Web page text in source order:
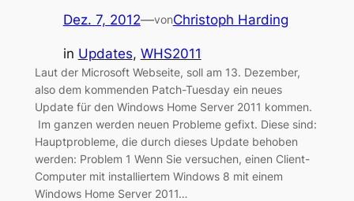
Dez. 7, 2012—vonChristoph Harding
in Updates, WHS2011
Laut der Microsoft Webseite, soll am 13. Dezember,
also dem kommenden Patch-Tuesday ein neues
Update für den Windows Home Server 2011 kommen.
Im ganzen werden neuen Probleme gefixt. Diese sind:
Hauptprobleme, die durch dieses Update behoben
werden: Problem 1 Wenn Sie versuchen, einen Client-
Computer mit installiertem Windows 8 mit einem
Windows Home Server 2011…